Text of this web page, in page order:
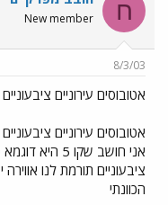
נ
ב
ת
ך
ח New member
8/3/03
אטובוסים עירוניים
אטובוסים עירוניים
אני חושב שקו
ציבעוניים תורמת לנו
הכוונתי